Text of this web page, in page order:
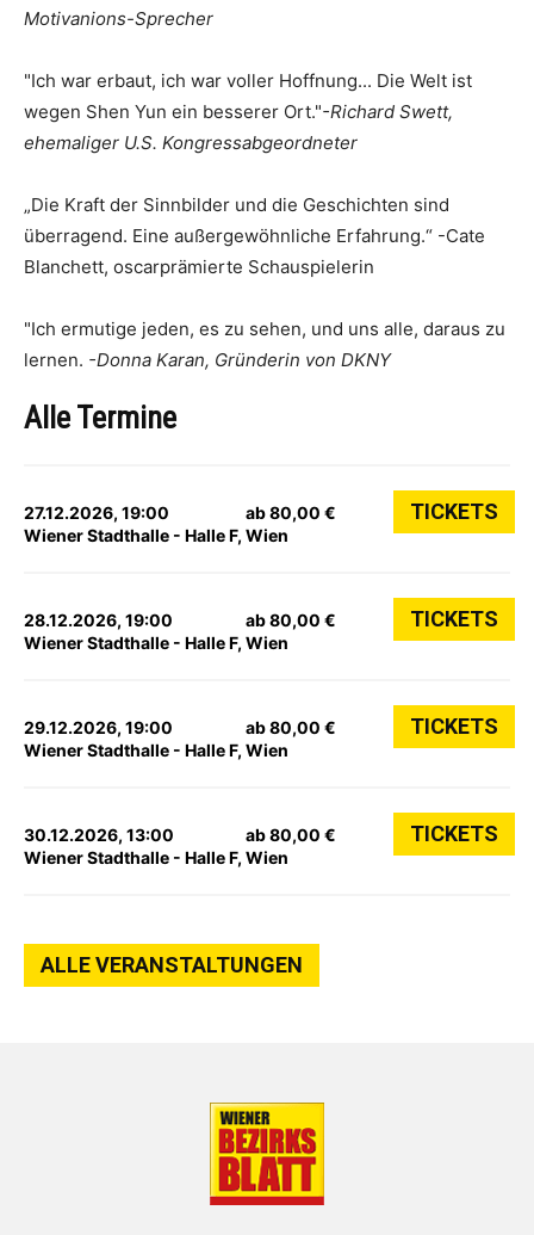
Motivanions-Sprecher
"Ich war erbaut, ich war voller Hoffnung... Die Welt ist
wegen Shen Yun ein besserer Ort."-Richard Swett,
ehemaliger U.S. Kongressabgeordneter
„Die Kraft der Sinnbilder und die Geschichten sind
überragend. Eine außergewöhnliche Erfahrung.“ -Cate
Blanchett, oscarprämierte Schauspielerin
"Ich ermutige jeden, es zu sehen, und uns alle, daraus zu
lernen. -Donna Karan, Gründerin von DKNY
Alle Termine
27.12.2026, 19:00
Wiener Stadthalle - Halle F, Wien
ab 80,00 € TICKETS
28.12.2026, 19:00
Wiener Stadthalle - Halle F, Wien
ab 80,00 € TICKETS
29.12.2026, 19:00
Wiener Stadthalle - Halle F, Wien
ab 80,00 € TICKETS
30.12.2026, 13:00
Wiener Stadthalle - Halle F, Wien
ab 80,00 € TICKETS
ALLE VERANSTALTUNGEN